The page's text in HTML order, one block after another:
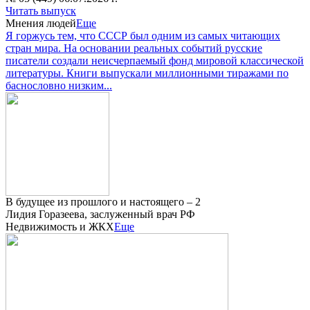
Читать выпуск
Мнения людейЕще
Я горжусь тем, что СССР был одним из самых читающих
стран мира. На основании реальных событий русские
писатели создали неисчерпаемый фонд мировой классической
литературы. Книги выпускали миллионными тиражами по
баснословно низким...
В будущее из прошлого и настоящего – 2
Лидия Горазеева, заслуженный врач РФ
Недвижимость и ЖКХЕще